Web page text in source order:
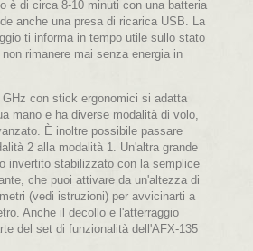
è di circa 8-10 minuti con una batteria
anche una presa di ricarica USB. La
ti informa in tempo utile sullo stato
rimanere mai senza energia in
con stick ergonomici si adatta
mano e ha diverse modalità di volo,
È inoltre possibile passare
2 alla modalità 1. Un'altra grande
invertito stabilizzato con la semplice
che puoi attivare da un'altezza di
(vedi istruzioni) per avvicinarti a
Anche il decollo e l'atterraggio
del set di funzionalità dell'AFX-135